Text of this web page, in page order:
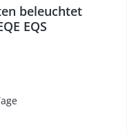
beleuchtet
EQS